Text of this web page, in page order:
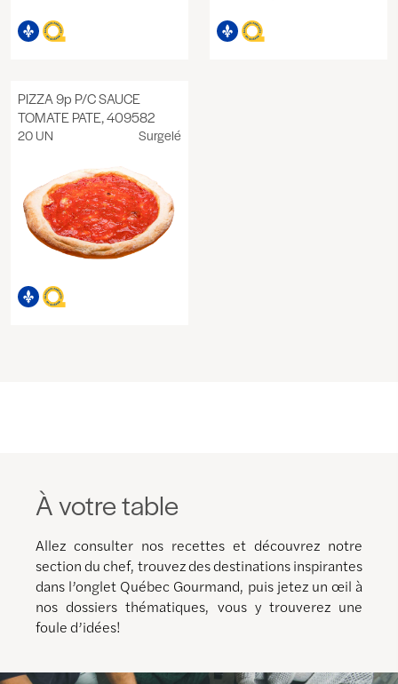
PIZZA 9p P/C SAUCE
TOMATE PATE, 409582
20 UN Surgelé
À votre table
Allez consulter nos recettes et découvrez notre
section du chef, trouvez des destinations inspirantes
dans l’onglet Québec Gourmand, puis jetez un œil à
nos dossiers thématiques, vous y trouverez une
foule d’idées!